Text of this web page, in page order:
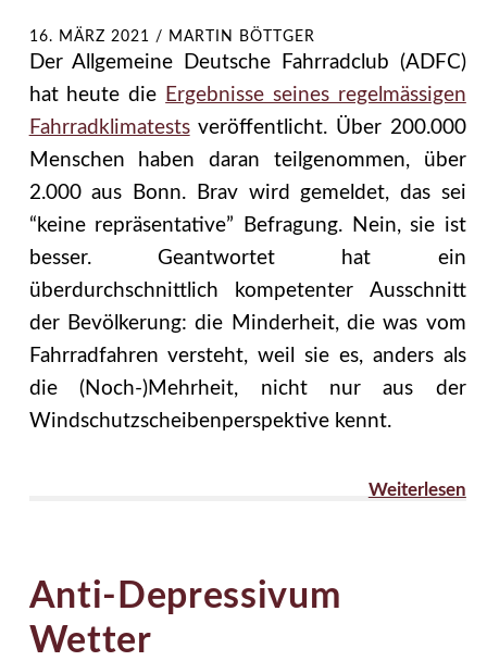
16. MÄRZ 2021 / MARTIN BÖTTGER
Der Allgemeine Deutsche Fahrradclub (ADFC)
hat heute die Ergebnisse seines regelmässigen
Fahrradklimatestsveröffentlicht. Über 200.000
Menschen haben daran teilgenommen, über
2.000 aus Bonn. Brav wird gemeldet, das sei
“keine repräsentative” Befragung. Nein, sie ist
besser. Geantwortet hat ein
überdurchschnittlich kompetenter Ausschnitt
der Bevölkerung: die Minderheit, die was vom
Fahrradfahren versteht, weil sie es, anders als
die (Noch-)Mehrheit, nicht nur aus der
Windschutzscheibenperspektive kennt.
Weiterlesen
Anti-Depressivum
Wetter